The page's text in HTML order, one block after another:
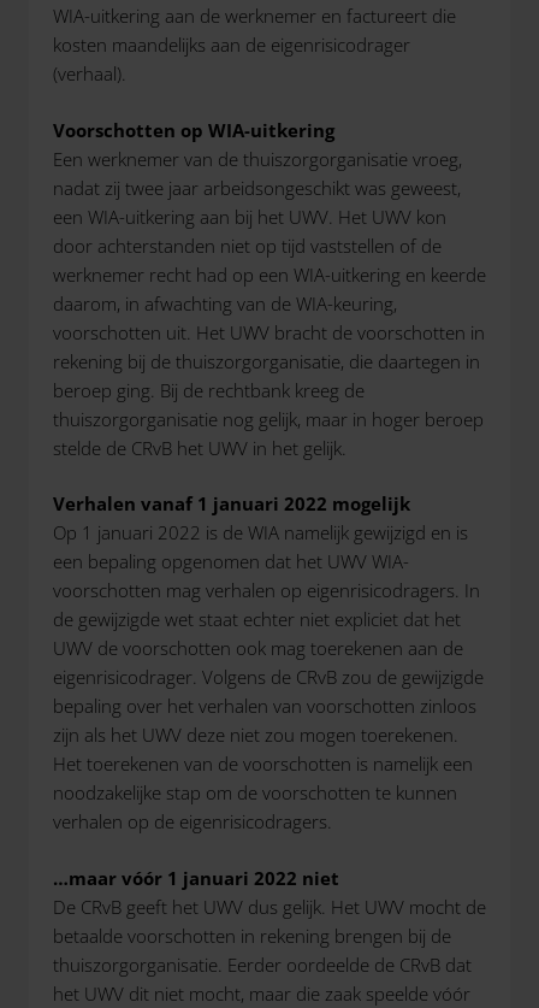
WIA-uitkering aan de werknemer en factureert die
kosten maandelijks aan de eigenrisicodrager
(verhaal).
Voorschotten op WIA-uitkering
Een werknemer van de thuiszorgorganisatie vroeg,
nadat zij twee jaar arbeidsongeschikt was geweest,
een WIA-uitkering aan bij het UWV. Het UWV kon
door achterstanden niet op tijd vaststellen of de
werknemer recht had op een WIA-uitkering en keerde
daarom, in afwachting van de WIA-keuring,
voorschotten uit. Het UWV bracht de voorschotten in
rekening bij de thuiszorgorganisatie, die daartegen in
beroep ging. Bij de rechtbank kreeg de
thuiszorgorganisatie nog gelijk, maar in hoger beroep
stelde de CRvB het UWV in het gelijk.
Verhalen vanaf 1 januari 2022 mogelijk
Op 1 januari 2022 is de WIA namelijk gewijzigd en is
een bepaling opgenomen dat het UWV WIA-
voorschotten mag verhalen op eigenrisicodragers. In
de gewijzigde wet staat echter niet expliciet dat het
UWV de voorschotten ook mag toerekenen aan de
eigenrisicodrager. Volgens de CRvB zou de gewijzigde
bepaling over het verhalen van voorschotten zinloos
zijn als het UWV deze niet zou mogen toerekenen.
Het toerekenen van de voorschotten is namelijk een
noodzakelijke stap om de voorschotten te kunnen
verhalen op de eigenrisicodragers.
…maar vóór 1 januari 2022 niet
De CRvB geeft het UWV dus gelijk. Het UWV mocht de
betaalde voorschotten in rekening brengen bij de
thuiszorgorganisatie. Eerder oordeelde de CRvB dat
het UWV dit niet mocht, maar die zaak speelde vóór